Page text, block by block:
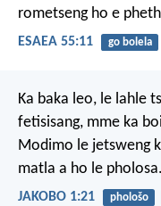
rometseng ho e
ESAEA 55:11 go bolela
Ka baka leo, le lahle
fetisisang, mme ka
Modimo le jetsweng
matla a ho le pholosa.
JAKOBO 1:21 phološo